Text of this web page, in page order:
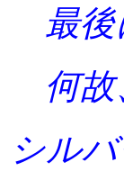
最後
何故
シル